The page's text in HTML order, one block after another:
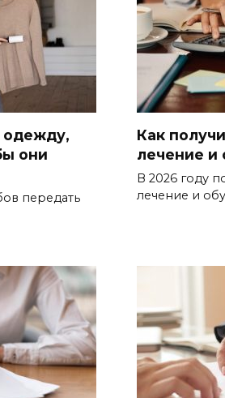
одежду,
они
передать
Как
лечение и
В 2026 году
лечение и